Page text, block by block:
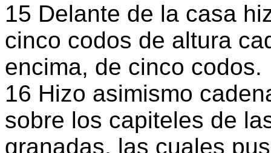
15 Delante de la casa
cinco codos de altura
encima, de cinco codos.
16 Hizo asimismo
sobre los capiteles de
granadas, las cuales